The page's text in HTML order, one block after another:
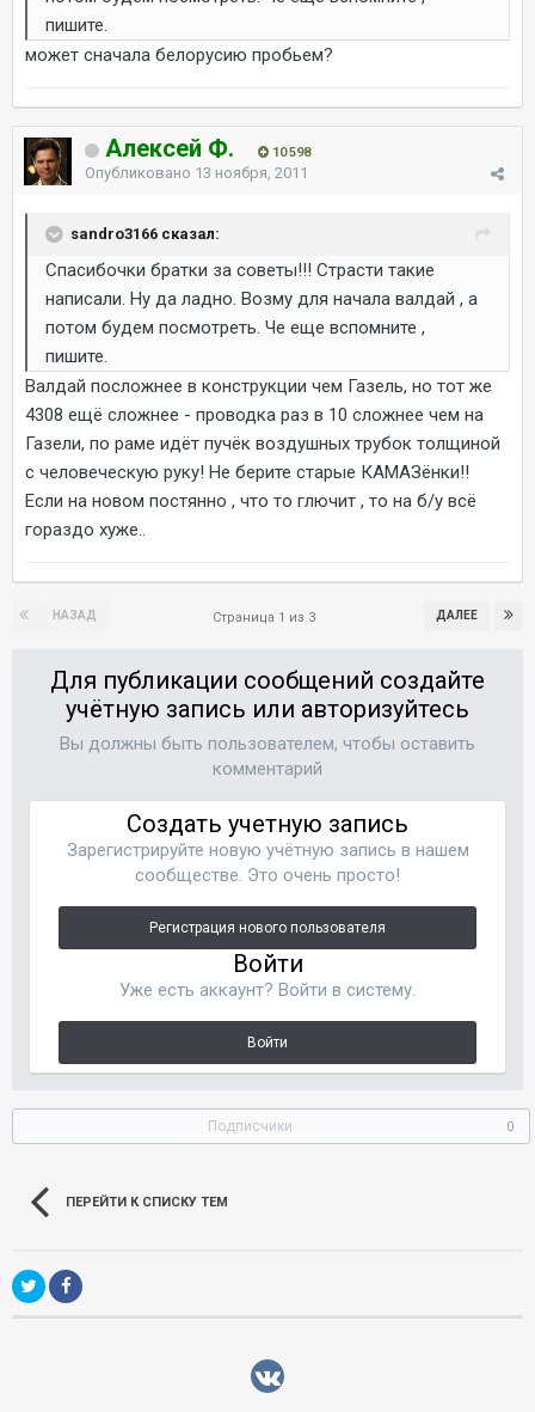
пишите.
может сначала белорусию пробьем?
Алексей Ф. 10 598
Опубликовано 13 ноября, 2011
sandro3166 сказал:
Спасибочки братки за советы!!! Страсти такие
написали. Ну да ладно. Возму для начала валдай , а
потом будем посмотреть. Че еще вспомните ,
пишите.
Валдай посложнее в конструкции чем Газель, но тот же
4308 ещё сложнее - проводка раз в 10 сложнее чем на
Газели, по раме идёт пучёк воздушных трубок толщиной
с человеческую руку! Не берите старые КАМАЗёнки!!
Если на новом постянно , что то глючит , то на б/у всё
гораздо хуже..
НАЗАД ДАЛЕЕ
Страница 1 из 3
Для публикации сообщений создайте
учётную запись или авторизуйтесь
Вы должны быть пользователем, чтобы оставить
комментарий
Создать учетную запись
Зарегистрируйте новую учётную запись в нашем
сообществе. Это очень просто!
Регистрация нового пользователя
Войти
Уже есть аккаунт? Войти в систему.
Войти
Подписчики 0
ПЕРЕЙТИ К СПИСКУ ТЕМ